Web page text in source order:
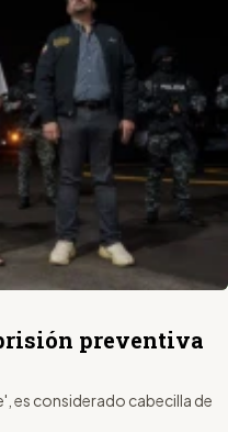
preventiva
es considerado cabecilla de